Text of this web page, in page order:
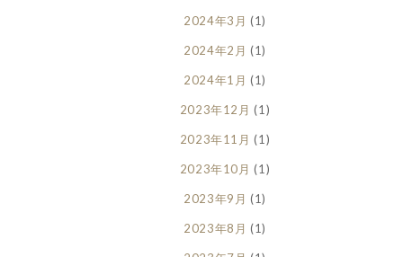
2024年3月 (1)
2024年2月 (1)
2024年1月 (1)
2023年12月 (1)
2023年11月 (1)
2023年10月 (1)
2023年9月 (1)
2023年8月 (1)